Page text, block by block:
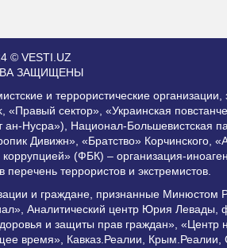
© VESTI.UZ
ЗАЩИЩЕНЫ
и террористические
«Правый сектор», «Украинская
ан-Нусра»), Национал-Большевистская
Дивижн», «Братство»
(ФБК) – организация-
перечень террористов и экстремистов.
и граждане, признанные Минюстом
Аналитический центр Юрия Левады,
и защиты прав граждан», «Центр
время», Кавказ.Реалии, Крым.Реалии,